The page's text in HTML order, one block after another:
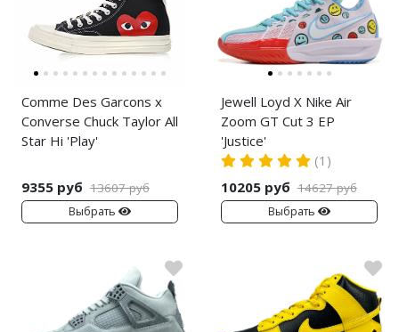
Comme Des Garcons x
Converse Chuck Taylor All
Star Hi 'Play'
9355 руб 13607 руб
Выбрать
Jewell Loyd X Nike Air
Zoom GT Cut 3 EP
'Justice'
(1)
10205 руб 14627 руб
Выбрать